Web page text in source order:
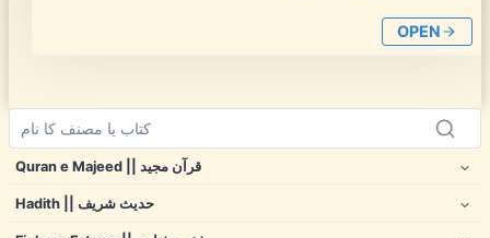
OPEN
Quran e Majeed || قرآن مجید
Hadith || حدیث شریف